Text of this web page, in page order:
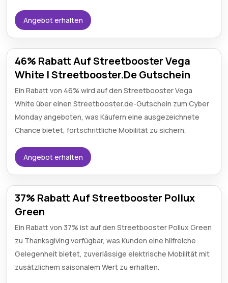
Angebot erhalten
46% Rabatt Auf Streetbooster Vega
White | Streetbooster.De Gutschein
Ein Rabatt von 46% wird auf den Streetbooster Vega
White über einen Streetbooster.de-Gutschein zum Cyber
Monday angeboten, was Käufern eine ausgezeichnete
Chance bietet, fortschrittliche Mobilität zu sichern.
Angebot erhalten
37% Rabatt Auf Streetbooster Pollux
Green
Ein Rabatt von 37% ist auf den Streetbooster Pollux Green
zu Thanksgiving verfügbar, was Kunden eine hilfreiche
Gelegenheit bietet, zuverlässige elektrische Mobilität mit
zusätzlichem saisonalem Wert zu erhalten.